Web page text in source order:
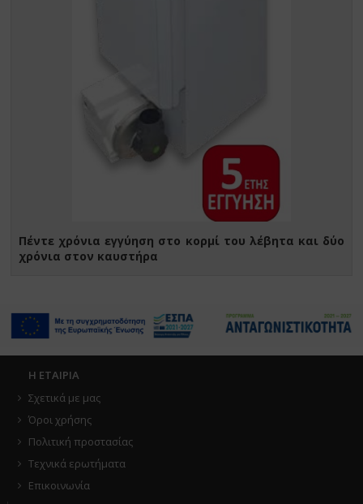
Πέντε χρόνια εγγύηση στο κορμί του λέβητα και δύο
χρόνια στον καυστήρα
Η ΕΤΑΙΡΙΑ
Σχετικά με μας
Όροι χρήσης
Πολιτική προστασίας
Τεχνικά ερωτήματα
Επικοινωνία